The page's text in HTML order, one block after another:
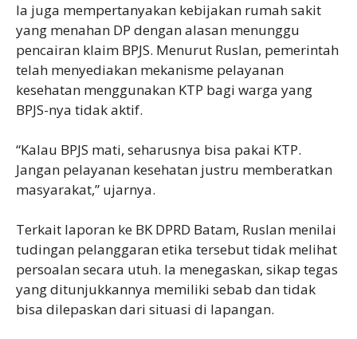
‎Ia juga mempertanyakan kebijakan rumah sakit
yang menahan DP dengan alasan menunggu
pencairan klaim BPJS. Menurut Ruslan, pemerintah
telah menyediakan mekanisme pelayanan
kesehatan menggunakan KTP bagi warga yang
BPJS-nya tidak aktif.
‎“Kalau BPJS mati, seharusnya bisa pakai KTP.
Jangan pelayanan kesehatan justru memberatkan
masyarakat,” ujarnya.
‎Terkait laporan ke BK DPRD Batam, Ruslan menilai
tudingan pelanggaran etika tersebut tidak melihat
persoalan secara utuh. Ia menegaskan, sikap tegas
yang ditunjukkannya memiliki sebab dan tidak
bisa dilepaskan dari situasi di lapangan.